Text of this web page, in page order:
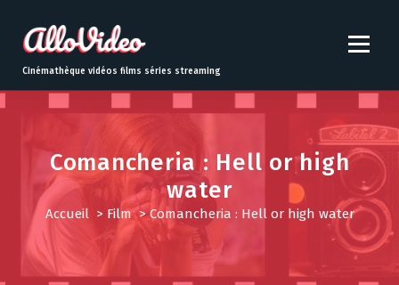
t
o
Cinémathèque vidéos films séries streaming
Comancheria : Hell or high
water
Accueil> Film> Comancheria : Hell or high water